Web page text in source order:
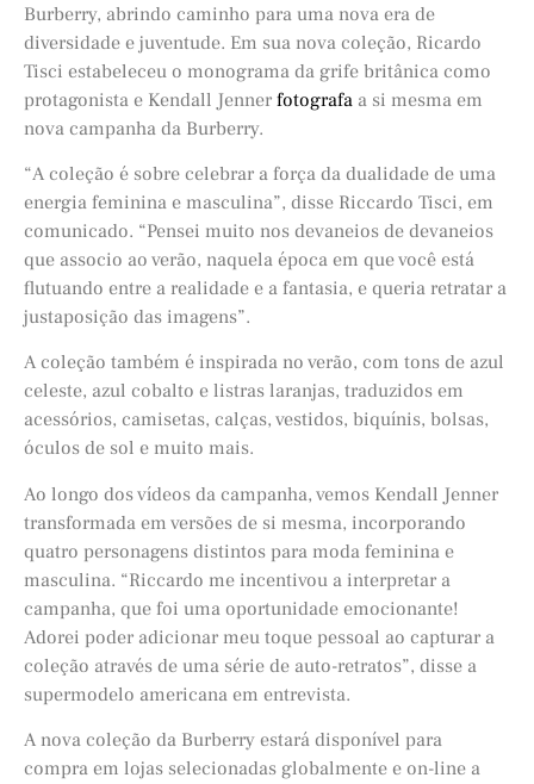
Burberry, abrindo caminho para uma nova era de
diversidade e juventude. Em sua nova coleção, Ricardo
Tisci estabeleceu o monograma da grife britânica como
protagonista e Kendall Jenner fotografa a si mesma em
nova campanha da Burberry.
“A coleção é sobre celebrar a força da dualidade de uma
energia feminina e masculina”, disse Riccardo Tisci, em
comunicado. “Pensei muito nos devaneios de devaneios
que associo ao verão, naquela época em que você está
flutuando entre a realidade e a fantasia, e queria retratar a
justaposição das imagens”.
A coleção também é inspirada no verão, com tons de azul
celeste, azul cobalto e listras laranjas, traduzidos em
acessórios, camisetas, calças, vestidos, biquínis, bolsas,
óculos de sol e muito mais.
Ao longo dos vídeos da campanha, vemos Kendall Jenner
transformada em versões de si mesma, incorporando
quatro personagens distintos para moda feminina e
masculina. “Riccardo me incentivou a interpretar a
campanha, que foi uma oportunidade emocionante!
Adorei poder adicionar meu toque pessoal ao capturar a
coleção através de uma série de auto-retratos”, disse a
supermodelo americana em entrevista.
A nova coleção da Burberry estará disponível para
compra em lojas selecionadas globalmente e on-line a